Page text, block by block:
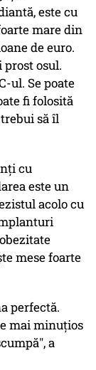
este cu
mare din
de euro.
prost osul.
ul. Se poate
fi folosită
să îl
cu
este un
acolo cu
mese foarte
perfectă.
mai minuţios
a